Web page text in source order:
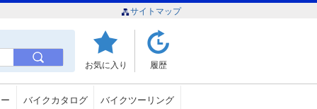
サイトマップ
お気に入り 履歴
バイクカタログ バイクツーリング